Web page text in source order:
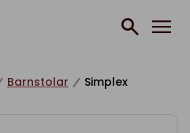
Barnstolar Simplex